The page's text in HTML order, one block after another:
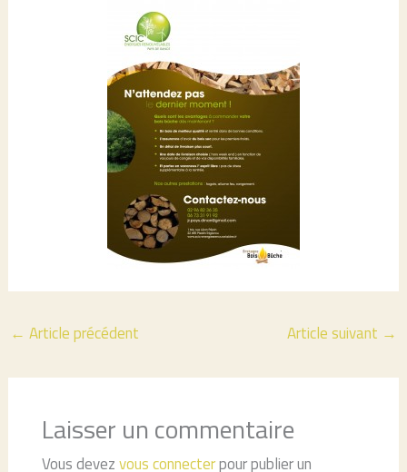
← Article précédent Article suivant →
Laisser un commentaire
Vous devezvous connecterpour publier un